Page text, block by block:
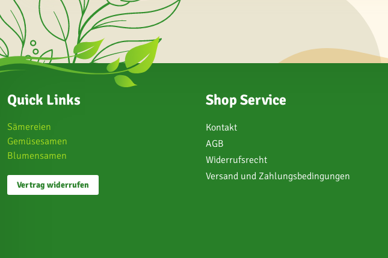
Quick Links
Sämereien
Gemüsesamen
Blumensamen
Vertrag widerrufen
Shop Service
Kontakt
AGB
Widerrufsrecht
Versand und Zahlungsbedingungen